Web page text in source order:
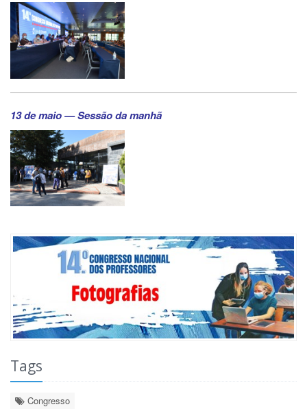
13 de maio — Sessão da manhã
Tags
Congresso